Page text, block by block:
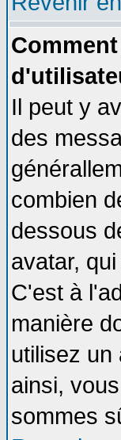
Il peut y
des
combien
dessous
avatar,
C'est à
manière
utilisez un
ainsi,
sommes